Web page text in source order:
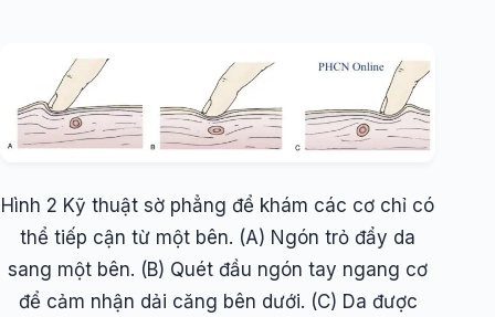
Hình 2 Kỹ thuật sờ phẳng để khám các cơ chỉ có
thể tiếp cận từ một bên. (A) Ngón trỏ đẩy da
sang một bên. (B) Quét đầu ngón tay ngang cơ
để cảm nhận dải căng bên dưới. (C) Da được